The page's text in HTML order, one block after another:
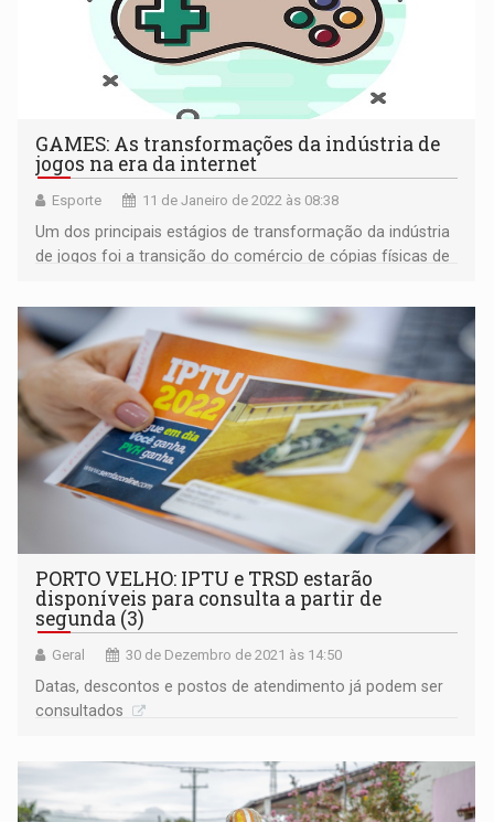
GAMES: As transformações da indústria de
jogos na era da internet
Esporte 11 de Janeiro de 2022 às 08:38
Um dos principais estágios de transformação da indústria
de jogos foi a transição do comércio de cópias físicas de
PORTO VELHO: IPTU e TRSD estarão
disponíveis para consulta a partir de
segunda (3)
Geral 30 de Dezembro de 2021 às 14:50
Datas, descontos e postos de atendimento já podem ser
consultados